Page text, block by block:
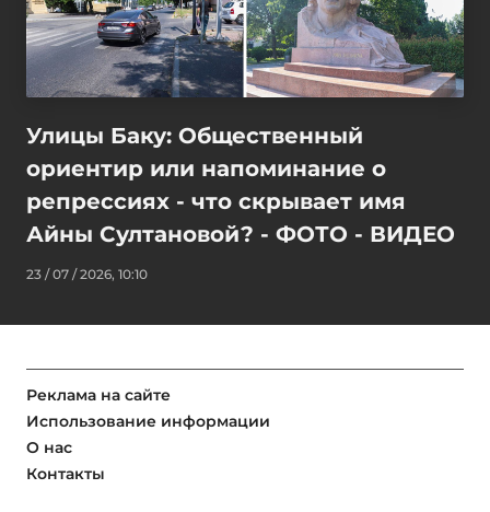
Улицы Баку: Общественный
ориентир или напоминание о
репрессиях - что скрывает имя
Айны Султановой? - ФОТО - ВИДЕО
23 / 07 / 2026, 10:10
Реклама на сайте
Использование информации
О нас
Контакты